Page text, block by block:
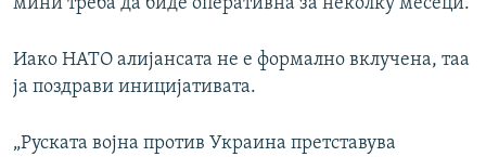
мини треба да биде оперативна за неколку месеци.
Иако НАТО алијансата не е формално вклучена, таа
ја поздрави иницијативата.
„Руската војна против Украина претставува